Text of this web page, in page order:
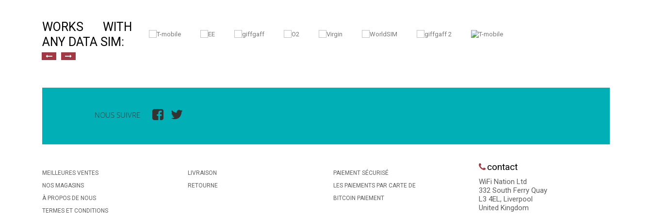
WORKS WITH
ANY DATA SIM:
NOUS SUIVRE
MEILLEURES VENTES
NOS MAGASINS
À PROPOS DE NOUS
TERMES ET CONDITIONS
LIVRAISON
RETOURNE
PAIEMENT SÉCURISÉ
LES PAIEMENTS PAR CARTE DE
BITCOIN PAIEMENT
contact
WiFi Nation Ltd
332 South Ferry Quay
L3 4EL, Liverpool
United Kingdom